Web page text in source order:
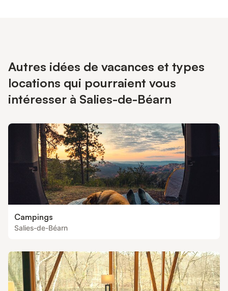
Autres idées de vacances et types
locations qui pourraient vous
intéresser à Salies-de-Béarn
Campings
Salies-de-Béarn